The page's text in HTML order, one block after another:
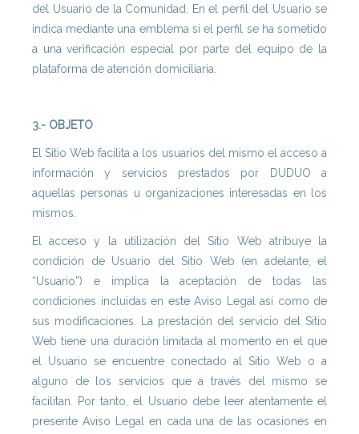
del Usuario de la Comunidad. En el perfil del Usuario se
indica mediante una emblema si el perfil se ha sometido
a una verificación especial por parte del equipo de la
plataforma de atención domiciliaria.
3.- OBJETO
El Sitio Web facilita a los usuarios del mismo el acceso a
información y servicios prestados por DUDUO a
aquellas personas u organizaciones interesadas en los
mismos.
El acceso y la utilización del Sitio Web atribuye la
condición de Usuario del Sitio Web (en adelante, el
“Usuario”) e implica la aceptación de todas las
condiciones incluidas en este Aviso Legal así como de
sus modificaciones. La prestación del servicio del Sitio
Web tiene una duración limitada al momento en el que
el Usuario se encuentre conectado al Sitio Web o a
alguno de los servicios que a través del mismo se
facilitan. Por tanto, el Usuario debe leer atentamente el
presente Aviso Legal en cada una de las ocasiones en